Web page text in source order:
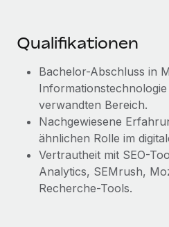
Mehr erfahren
Wie Phiture 55
mit Remote verwaltet
Phiture ist der unumstrittene
Wachstumsberatung für mobile
Mehr erfahren
Qualifikationen
Bachelor-Abschluss in
verwandten Bereich.
Nachgewiesene
ähnlichen Rolle im
Vertrautheit mit SEO-
Analytics, SEMrush,
Recherche-Tools.